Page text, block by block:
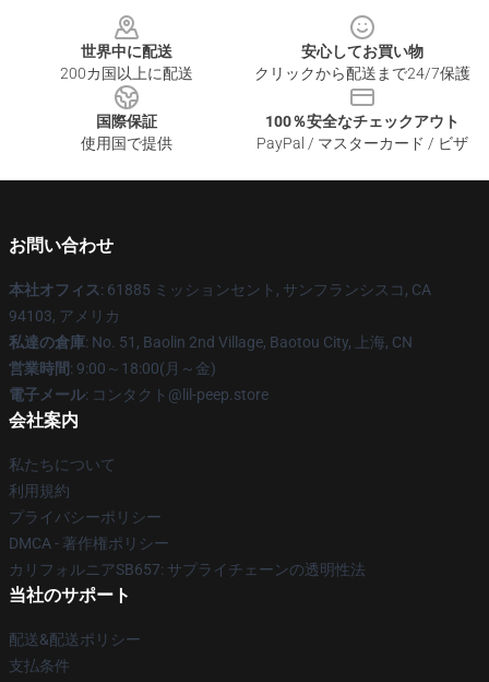
世界中に配送
200カ国以上に配送
安心してお買い物
クリックから配送まで24/7保護
国際保証
使用国で提供
100％安全なチェックアウト
PayPal / マスターカード / ビザ
お問い合わせ
本社オフィス: 61885 ミッションセント, サンフランシスコ, CA
94103, アメリカ
私達の倉庫: No. 51, Baolin 2nd Village, Baotou City, 上海, CN
営業時間: 9:00～18:00(月～金)
電子メール: コンタクト@lil-peep.store
会社案内
私たちについて
利用規約
プライバシーポリシー
DMCA - 著作権ポリシー
カリフォルニアSB657: サプライチェーンの透明性法
当社のサポート
配送&配送ポリシー
支払条件